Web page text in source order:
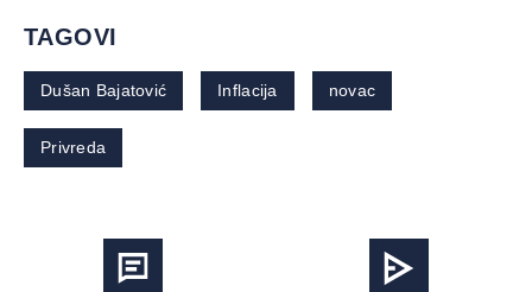
TAGOVI
Dušan Bajatović Inflacija novac
Privreda